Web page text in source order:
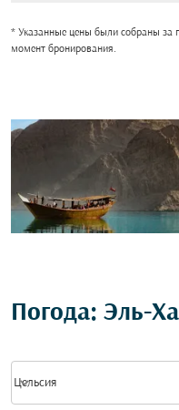
* Указанные цены были собраны за
момент бронирования.
Погода: Эль-
Цельсия
keyboard_arrow_down